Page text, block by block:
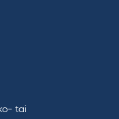
tai